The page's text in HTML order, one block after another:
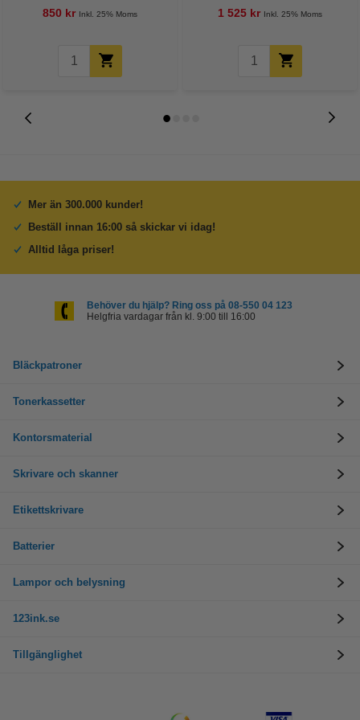
850 kr Inkl. 25% Moms 1 525 kr Inkl. 25% Moms
Mer än 300.000 kunder!
Beställ innan 16:00 så skickar vi idag!
Alltid låga priser!
Behöver du hjälp? Ring oss på 08-550 04 123
Helgfria vardagar från kl. 9:00 till 16:00
Bläckpatroner
Tonerkassetter
Kontorsmaterial
Skrivare och skanner
Etikettskrivare
Batterier
Lampor och belysning
123ink.se
Tillgänglighet